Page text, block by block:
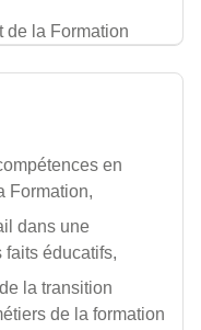
de la Formation
en
Formation,
dans une
éducatifs,
la transition
de la formation